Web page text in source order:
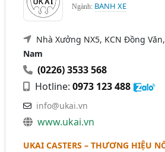
Ngành: BANH XE
Nhà Xưởng NX5, KCN Đồng
Nam
(0226) 3533 568
Hotline:0973 123 488
info@ukai.vn
www.ukai.vn
UKAI CASTERS – THƯƠNG HIỆU